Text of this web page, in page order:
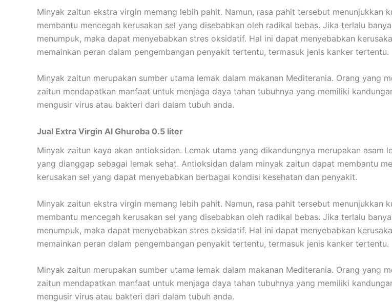
Minyak zaitun ekstra virgin memang lebih pahit. Namun, rasa pahit tersebut menunjukkan
membantu mencegah kerusakan sel yang disebabkan oleh radikal bebas. Jika terlalu
menumpuk, maka dapat menyebabkan stres oksidatif. Hal ini dapat menyebabkan
memainkan peran dalam pengembangan penyakit tertentu, termasuk jenis kanker tertentu.
Minyak zaitun merupakan sumber utama lemak dalam makanan Mediterania. Orang yang
zaitun mendapatkan manfaat untuk menjaga daya tahan tubuhnya yang memiliki
mengusir virus atau bakteri dari dalam tubuh anda.
Jual Extra Virgin Al Ghuroba 0.5 liter
Minyak zaitun kaya akan antioksidan. Lemak utama yang dikandungnya merupakan asam
yang dianggap sebagai lemak sehat. Antioksidan dalam minyak zaitun dapat membantu
kerusakan sel yang dapat menyebabkan berbagai kondisi kesehatan dan penyakit.
Minyak zaitun ekstra virgin memang lebih pahit. Namun, rasa pahit tersebut menunjukkan
membantu mencegah kerusakan sel yang disebabkan oleh radikal bebas. Jika terlalu
menumpuk, maka dapat menyebabkan stres oksidatif. Hal ini dapat menyebabkan
memainkan peran dalam pengembangan penyakit tertentu, termasuk jenis kanker tertentu.
Minyak zaitun merupakan sumber utama lemak dalam makanan Mediterania. Orang yang
zaitun mendapatkan manfaat untuk menjaga daya tahan tubuhnya yang memiliki
mengusir virus atau bakteri dari dalam tubuh anda.